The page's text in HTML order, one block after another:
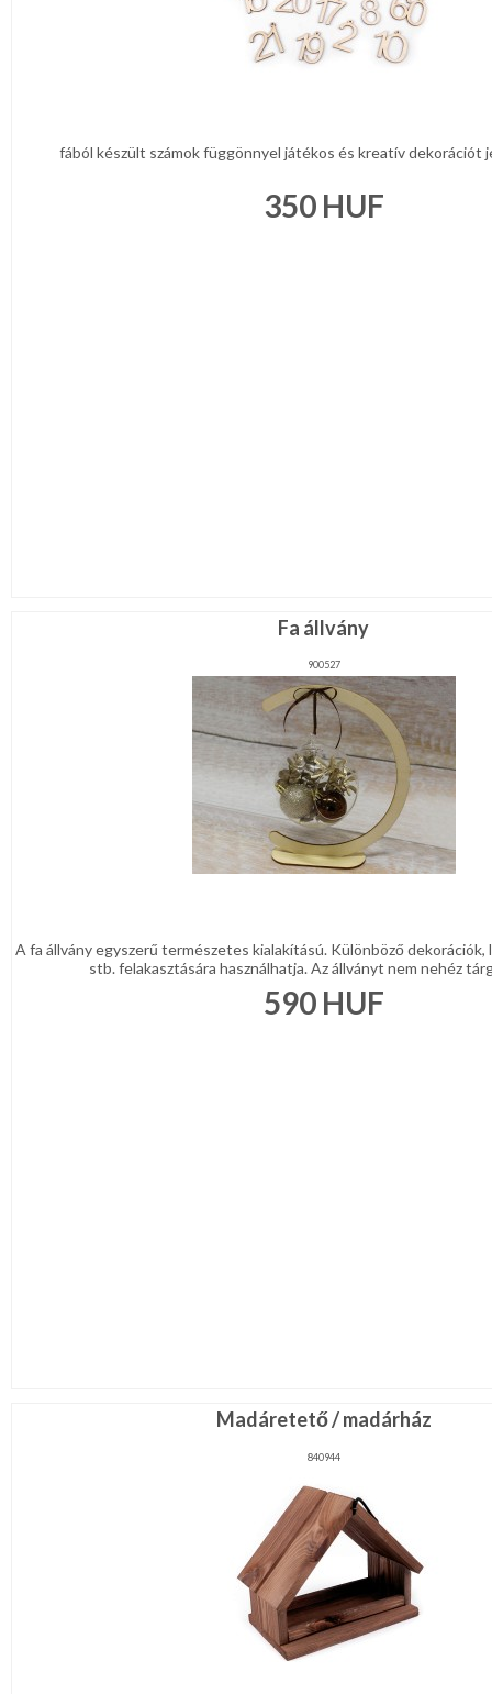
fából készült számok függönnyel játékos és kreatív dekorációt
350HUF
Fa állvány
900527
A fa állvány egyszerű természetes kialakítású. Különböző dekorációk,
stb. felakasztására használhatja. Az állványt nem nehéz
590HUF
Madáretető / madárház
840944